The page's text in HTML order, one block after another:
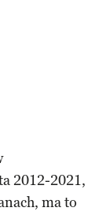
2012-2021,
ma to